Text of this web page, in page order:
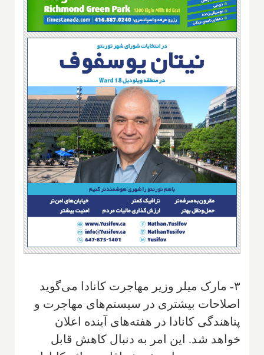
۳- مارک میلر وزیر مهاجرت کانادا می‌گوید
اصلاحات بیشتری در سیستم‌های مهاجرت و
پناهندگی کانادا در هفته‌های آینده اعلان
خواهد شد. این امر به دنبال کاهش قابل